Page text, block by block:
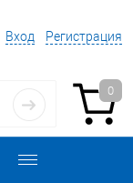
Вход Регистрация
0